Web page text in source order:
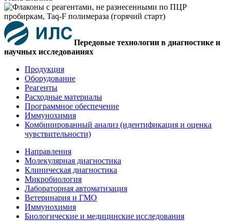
Передовые технологии в диагностике и
научных исследованиях
Продукция
Оборудование
Реагенты
Расходные материалы
Программное обеспечение
Иммунохимия
Комбинированный анализ (идентификация и оценка
чувствительности)
Направления
Молекулярная диагностика
Клиническая диагностика
Микробиология
Лабораторная автоматизация
Ветеринария и ГМО
Иммунохимия
Биологические и медицинские исследования